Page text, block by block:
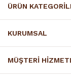
ÜRÜN
KURUMSAL
MÜŞTERİ